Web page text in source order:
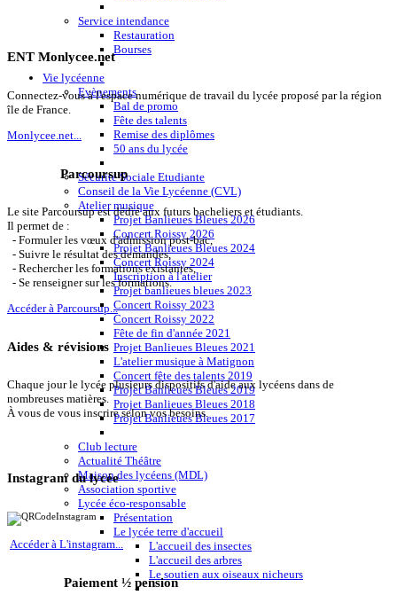
Service intendance
Restauration
Bourses
Vie lycéenne
Evènements
Bal de promo
Fête des talents
Remise des diplômes
50 ans du lycée
Sécurité Sociale Etudiante
Conseil de la Vie Lycéenne (CVL)
Atelier musique
Projet Banlieues Bleues 2026
Concert Roissy 2026
Projet Banlieues Bleues 2024
Concert Roissy 2024
Inscription à l'atelier
Projet banlieues bleues 2023
Concert Roissy 2023
Concert Roissy 2022
Fête de fin d'année 2021
Projet Banlieues Bleues 2021
L'atelier musique à Matignon
Concert fête des talents 2019
Projet Banlieues Bleues 2019
Projet Banlieues Bleues 2018
Projet Banlieues Bleues 2017
Club lecture
Actualité Théâtre
Maison des lycéens (MDL)
Association sportive
Lycée éco-responsable
Présentation
Le lycée terre d'accueil
L'accueil des insectes
L'accueil des arbres
Le soutien aux oiseaux nicheurs
ENT Monlycee.net
Connectez-vous à l'espace numérique de travail du lycée proposé par la région
île de France.
Monlycee.net...
Parcoursup
Le site Parcoursup est dédié aux futurs bacheliers et étudiants.
Il permet de :
- Formuler les vœux d'admission post-bac,
- Suivre le résultat des demandes,
- Rechercher les formations existantes,
- Se renseigner sur les formations.
Accéder à Parcoursup...
Aides & révisions
Chaque jour le lycée plusieurs dispositifs d'aide aux lycéens dans de
nombreuses matières.
À vous de vous inscrire selon vos besoins.
Instagram du lycée
Accéder à L'instagram...
Paiement ½ pension